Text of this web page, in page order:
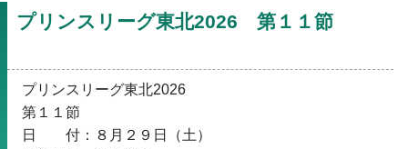
プリンスリーグ東北2026　第１１節
プリンスリーグ東北2026
第１１節
日　　付：８月２９日（土）